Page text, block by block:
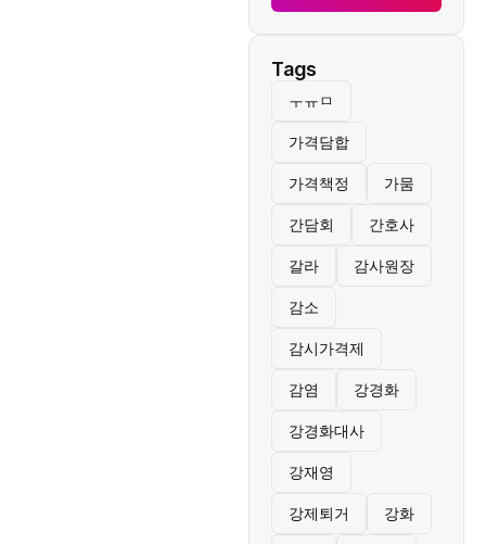
Tags
ㅜㅠㅁ
가격담합
가격책정 가뭄
간담회 간호사
갈라 감사원장
감소
감시가격제
감염 강경화
강경화대사
강재영
강제퇴거 강화